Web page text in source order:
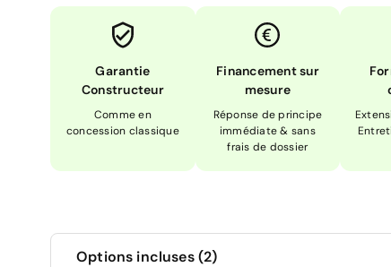
Garantie
Constructeur
Comme en
concession classique
Financement sur
mesure
Réponse de principe
immédiate & sans
frais de dossier
Options incluses (2)